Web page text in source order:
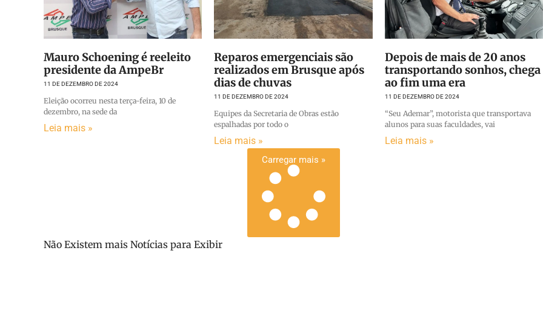
Mauro Schoening é reeleito
presidente da AmpeBr
11 DE DEZEMBRO DE 2024
Eleição ocorreu nesta terça-feira, 10 de
dezembro, na sede da
Leia mais »
Reparos emergenciais são
realizados em Brusque após
dias de chuvas
11 DE DEZEMBRO DE 2024
Equipes da Secretaria de Obras estão
espalhadas por todo o
Leia mais »
Depois de mais de 20 anos
transportando sonhos, chega
ao fim uma era
11 DE DEZEMBRO DE 2024
“Seu Ademar”, motorista que transportava
alunos para suas faculdades, vai
Leia mais »
Carregar mais »
Não Existem mais Notícias para Exibir